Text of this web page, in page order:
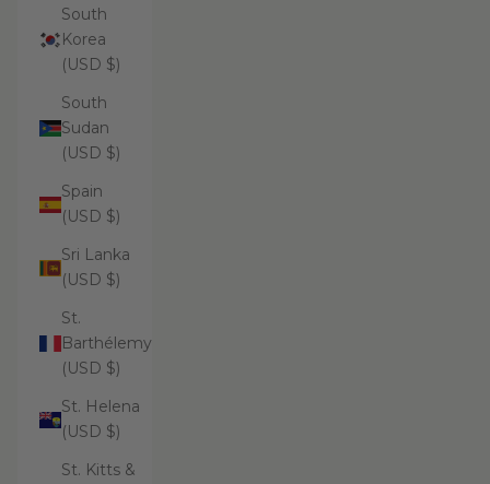
South
Korea
(USD $)
South
Sudan
(USD $)
Spain
(USD $)
Sri Lanka
(USD $)
St.
Barthélemy
(USD $)
St. Helena
(USD $)
St. Kitts &